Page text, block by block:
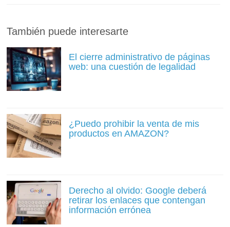
También puede interesarte
El cierre administrativo de páginas
web: una cuestión de legalidad
¿Puedo prohibir la venta de mis
productos en AMAZON?
Derecho al olvido: Google deberá
retirar los enlaces que contengan
información errónea